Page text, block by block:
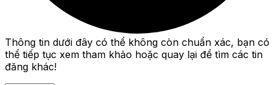
Thông tin dưới đây có thể không còn chuẩn xác, bạn có
thể tiếp tục xem tham khảo hoặc quay lại để tìm các tin
đăng khác!